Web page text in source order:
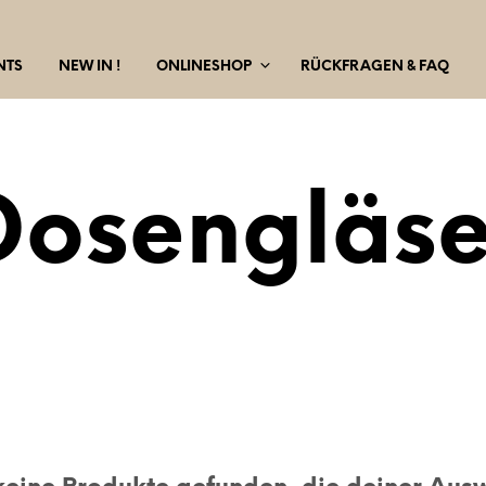
NEW IN ! ONLINESHOP RÜCKFRAGEN & FAQ